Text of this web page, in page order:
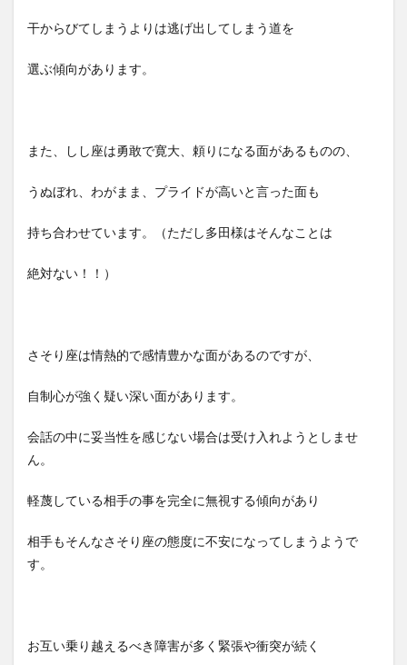
干からびてしまうよりは逃げ出してしまう道を
選ぶ傾向があります。
また、しし座は勇敢で寛大、頼りになる面があるものの、
うぬぼれ、わがまま、プライドが高いと言った面も
持ち合わせています。（ただし多田様はそんなことは
絶対ない！！）
さそり座は情熱的で感情豊かな面があるのですが、
自制心が強く疑い深い面があります。
会話の中に妥当性を感じない場合は受け入れようとしませ
ん。
軽蔑している相手の事を完全に無視する傾向があり
相手もそんなさそり座の態度に不安になってしまうようで
す。
お互い乗り越えるべき障害が多く緊張や衝突が続く